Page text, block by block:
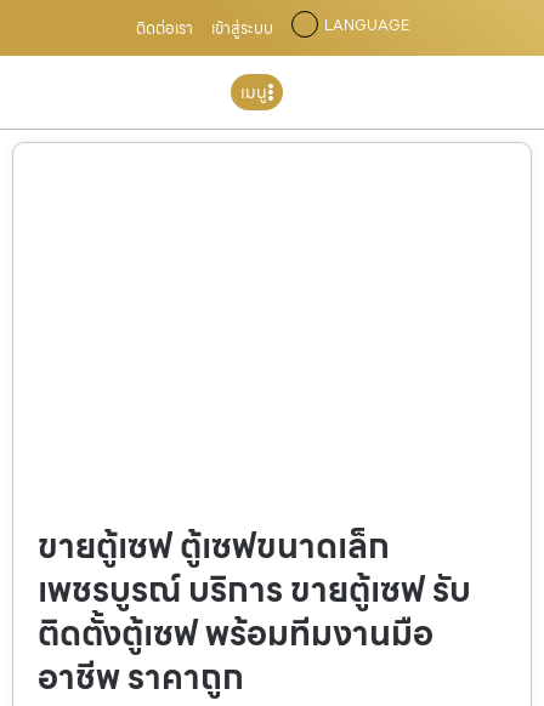
ติดต่อเรา เข้าสู่ระบบ LANGUAGE
เมนู
ขายตู้เซฟ ตู้เซฟขนาดเล็ก
เพชรบูรณ์ บริการ ขายตู้เซฟ รับ
ติดตั้งตู้เซฟ พร้อมทีมงานมือ
อาชีพ ราคาถูก